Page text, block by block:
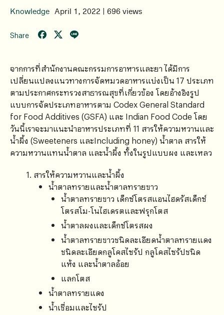
Knowledge April 1, 2022 | 696 views
Share
จากการที่สํานักงานคณะกรรมการอาหารและยา ได้มีการ
เปลี่ยนแปลงแนวทางการจัดหมวดอาหารแบ่งเป็น 17 ประเภท
ตามประกาศกระทรวงสาธารณสุขที่เกี่ยวข้อง โดยอ้างอิงรูป
แบบการจัดประเภทอาหารตาม Codex General Standard
for Food Additives (GSFA) และ Indian Food Code โดย
วันนี้เราจะมาแนะนำอาหารประเภทที่ 11 สารให้ความหวานและ
น้ำผึ้ง (Sweeteners และIncluding honey) น้ำตาล สารให้
ความหวานแทนน้ำตาล และน้ำผึ้ง ทั้งในรูปแบบผง และเหลว
สารให้ความหวานและน้ำผึ้ง
น้ำตาลทรายและน้ำตาลทรายขาว
น้ำตาลทรายขาว เด็กซ์โตรสแอนไฮดรัสเด็กซ์
โตรสโม-โนไฮเดรตและฟรุกโตส
น้ำตาลผงและเด็กซ์โตรสผง
น้ำตาลทรายขาวชนิดละเอียดน้ำตาลทรายแดง
ชนิดละเอียดกลูโคสไซรัป กลูโคสไซรัปชนิด
แห้ง และน้ำตาลอ้อย
แลกโตส
น้ำตาลทรายแดง
น้ำเชื่อมและไซรัป